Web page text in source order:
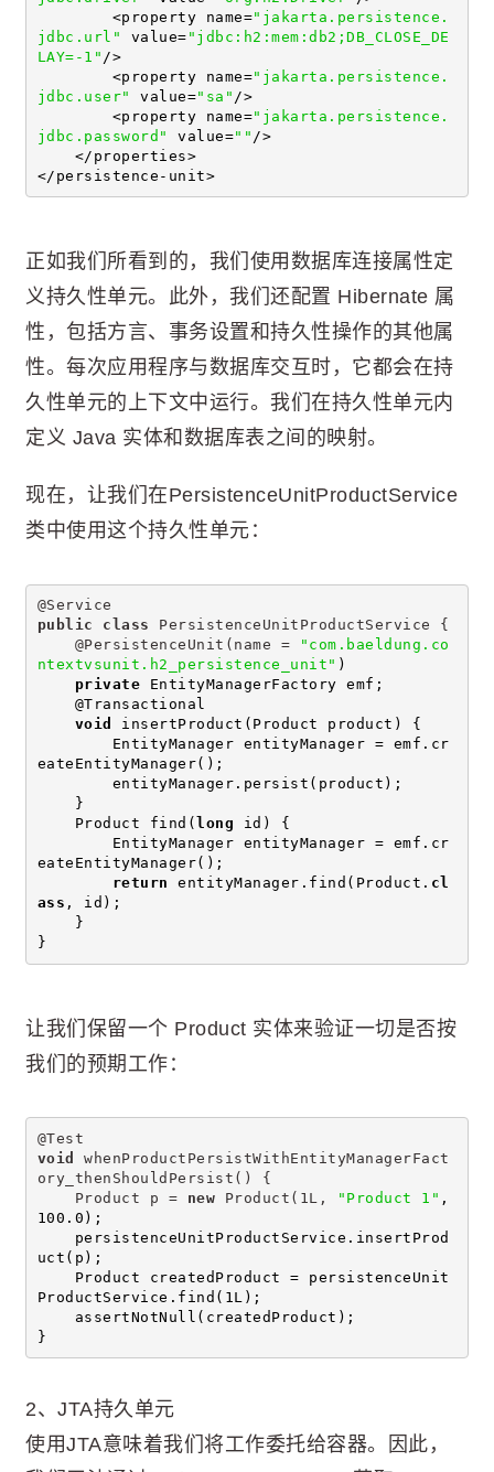
<property name="jakarta.persistence.
jdbc.url"
value= "jdbc:h2:mem:db2;DB_CLOSE_DE
LAY=-1" />
<property name="jakarta.persistence.
jdbc.user"
value="sa" />
<property name="jakarta.persistence.
jdbc.password"
value="" />
</properties>
</persistence-unit>
正如我们所看到的，我们使用数据库连接属性定
义持久性单元。此外，我们还配置 Hibernate 属
性，包括方言、事务设置和持久性操作的其他属
性。每次应用程序与数据库交互时，它都会在持
久性单元的上下文中运行。我们在持久性单元内
定义 Java 实体和数据库表之间的映射。
现在，让我们在PersistenceUnitProductService
类中使用这个持久性单元：
@Service
public
class PersistenceUnitProductService {
@PersistenceUnit(name =
"com.baeldung.co
ntextvsunit.h2_persistence_unit" )
private EntityManagerFactory emf;
@Transactional
void
insertProduct(Product product) {
EntityManager entityManager = emf.cr
eateEntityManager();
entityManager.persist(product);
}
Product find( long id) {
EntityManager entityManager = emf.cr
eateEntityManager();
return entityManager.find(Product. cl
ass , id);
}
}
让我们保留一个 Product 实体来验证一切是否按
我们的预期工作：
@Test
void
whenProductPersistWithEntityManagerFact
ory_thenShouldPersist() {
Product p = new Product(1L, "Product 1" ,
100.0);
persistenceUnitProductService.insertProd
uct(p);
Product createdProduct = persistenceUnit
ProductService.find(1L);
assertNotNull(createdProduct);
}
2、JTA持久单元
使用JTA意味着我们将工作委托给容器。因此，